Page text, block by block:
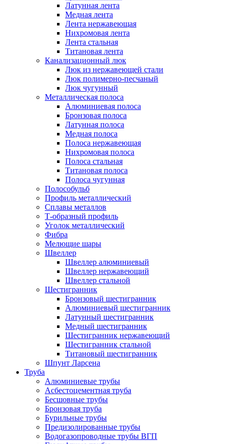
Латунная лента
Медная лента
Лента нержавеющая
Нихромовая лента
Лента стальная
Титановая лента
Канализационный люк
Люк из нержавеющей стали
Люк полимерно-песчаный
Люк чугунный
Металлическая полоса
Алюминиевая полоса
Бронзовая полоса
Латунная полоса
Медная полоса
Полоса нержавеющая
Нихромовая полоса
Полоса стальная
Титановая полоса
Полоса чугунная
Полособульб
Профиль металлический
Сплавы металлов
Т-образный профиль
Уголок металлический
Фибра
Мелющие шары
Швеллер
Швеллер алюминиевый
Швеллер нержавеющий
Швеллер стальной
Шестигранник
Бронзовый шестигранник
Алюминиевый шестигранник
Латунный шестигранник
Медный шестигранник
Шестигранник нержавеющий
Шестигранник стальной
Титановый шестигранник
Шпунт Ларсена
Труба
Алюминиевые трубы
Асбестоцементная труба
Бесшовные трубы
Бронзовая труба
Бурильные трубы
Предизолированные трубы
Водогазопроводные трубы ВГП